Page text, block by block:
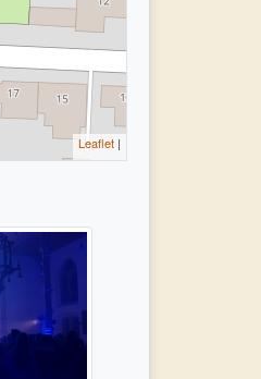
Leaflet |